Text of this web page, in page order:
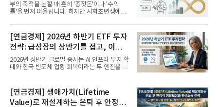
부의 축적을 논할 때 흔히 '종잣돈'이나 '수익
률'을 먼저 떠올립니다. 하지만 사회초년생에게
[연금경제] 2026년 하반기 ETF 투자
전략: 급성장의 상반기를 접고, 이제
'실적'이 가르는 하반기를 맞다
2026년 상반기 글로벌 증시는 AI 인프라 투자 확
대와 한국 반도체 업황 회복이라는 두 엔진을 달
[연금경제] 생애가치(Lifetime
Value)로 재설계하는 은퇴 후 안정적